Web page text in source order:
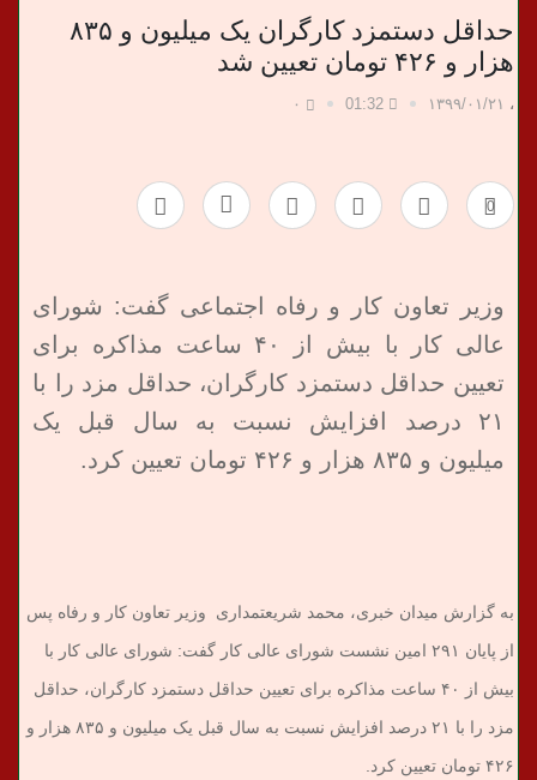
حداقل دستمزد کارگران یک میلیون و ۸۳۵
هزار و ۴۲۶ تومان تعیین شد
، ۱۳۹۹/۰۱/۲۱ 01:32 ۰
0
وزیر تعاون کار و رفاه اجتماعی گفت: شورای
عالی کار با بیش از ۴۰ ساعت مذاکره برای
تعیین حداقل دستمزد کارگران، حداقل مزد را با
۲۱ درصد افزایش نسبت به سال قبل یک
میلیون و ۸۳۵ هزار و ۴۲۶ تومان تعیین کرد.
به گزارش میدان خبری، محمد شریعتمداری وزیر تعاون کار و رفاه پس
از پایان ۲۹۱ امین نشست شورای عالی کار گفت: شورای عالی کار با
بیش از ۴۰ ساعت مذاکره برای تعیین حداقل دستمزد کارگران، حداقل
مزد را با ۲۱ درصد افزایش نسبت به سال قبل یک میلیون و ۸۳۵ هزار و
۴۲۶ تومان تعیین کرد.